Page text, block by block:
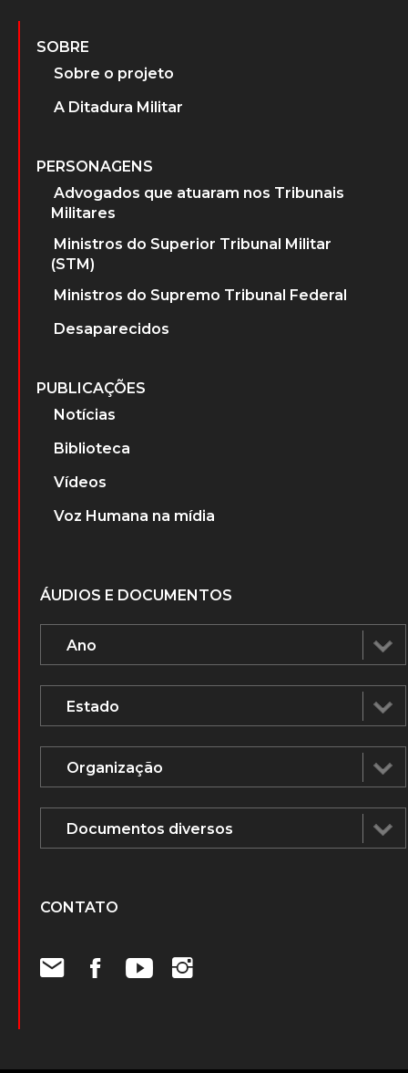
SOBRE
Sobre o projeto
A Ditadura Militar
PERSONAGENS
Advogados que atuaram nos Tribunais
Militares
Ministros do Superior Tribunal Militar
(STM)
Ministros do Supremo Tribunal Federal
Desaparecidos
PUBLICAÇÕES
Notícias
Biblioteca
Vídeos
Voz Humana na mídia
ÁUDIOS E DOCUMENTOS
CONTATO